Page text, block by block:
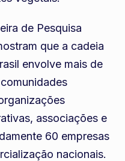
de Pesquisa
que a cadeia
envolve mais de
associações e
60 empresas
nacionais.